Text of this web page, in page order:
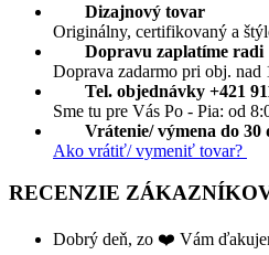
Dizajnový tovar
Originálny, certifikovaný a
Dopravu zaplatíme radi
Doprava zadarmo pri obj. nad
Tel. objednávky +421
Sme tu pre Vás Po - Pia: od
Vrátenie/ výmena do 30
Ako vrátiť/ vymeniť tovar?
RECENZIE
Dobrý deň, zo ❤️ Vám